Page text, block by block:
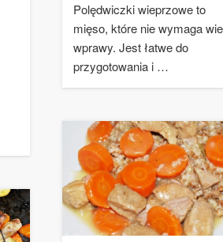
Polędwiczki wieprzowe to
mięso, które nie wymaga
wprawy. Jest łatwe do
przygotowania i …